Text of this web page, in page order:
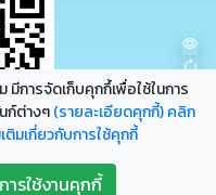
การจัดเก็บคุกกึ้เพื่อใช้ในการ
ก์ต่างๆ(รายละเอียดคุกกี้)คลิก
มเกี่ยวกับการใช้คุกกี้
ารใช้งานคุกกี้